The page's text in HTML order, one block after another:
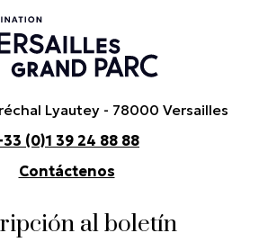
Lyautey - 78000 Versailles
(0)1 39 24 88 88
Contáctenos
al boletín